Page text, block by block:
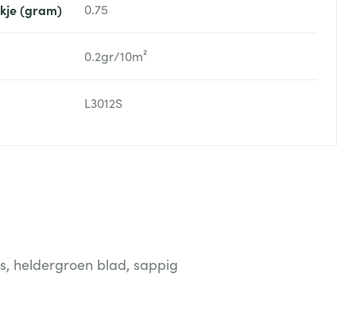
(gram) 0.75
0.2gr/10m²
L3012S
heldergroen blad, sappig